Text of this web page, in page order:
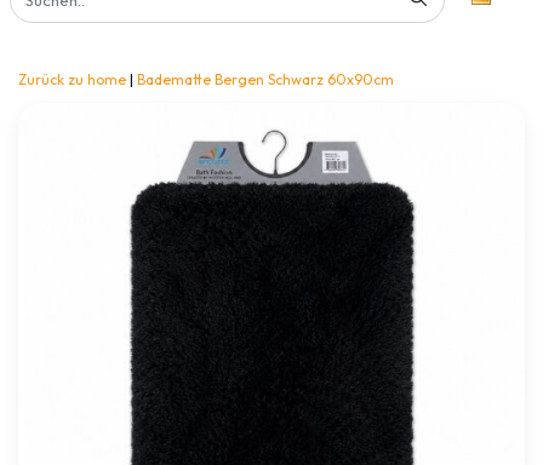
Zurück zu home | Badematte Bergen Schwarz 60x90cm